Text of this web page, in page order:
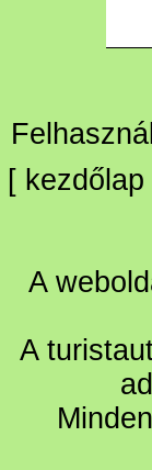
[ kezdőlap
A
A